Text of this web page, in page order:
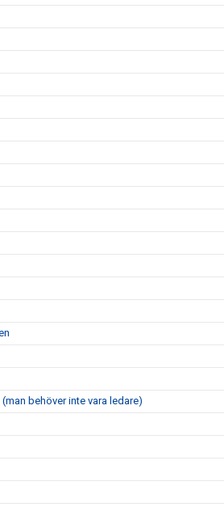
behöver inte vara ledare)